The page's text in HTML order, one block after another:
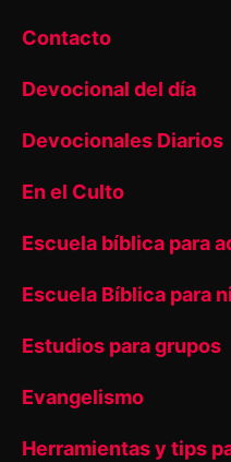
Contacto
Devocional del día
Devocionales Diarios
En el Culto
Escuela bíblica para
Escuela Bíblica para
Estudios para grupos
Evangelismo
Herramientas y tips